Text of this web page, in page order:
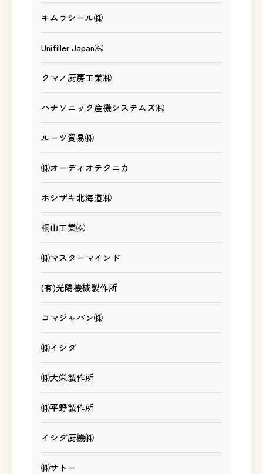
キムラシール㈱
Unifiller Japan㈱
クマノ厨房工業㈱
パナソニック産機システムズ㈱
ルーツ貿易㈱
㈱オーディオテクニカ
ホシザキ北海道㈱
桐山工業㈱
㈱マスターマインド
(有)光陽機械製作所
コマジャパン㈱
㈱イシダ
㈱大栄製作所
㈱平野製作所
イシダ厨機㈱
㈱サトー